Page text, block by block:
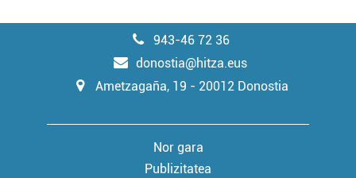
943-46 72 36
donostia@hitza.eus
Ametzagaña, 19 - 20012 Donostia
Nor gara
Publizitatea